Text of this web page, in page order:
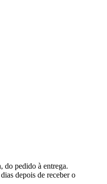
do pedido à entrega.
depois de receber o